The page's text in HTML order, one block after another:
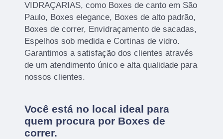
VIDRAÇARIAS, como Boxes de canto em São
Paulo, Boxes elegance, Boxes de alto padrão,
Boxes de correr, Envidraçamento de sacadas,
Espelhos sob medida e Cortinas de vidro.
Garantimos a satisfação dos clientes através
de um atendimento único e alta qualidade para
nossos clientes.
Você está no local ideal para
quem procura por Boxes de
correr.